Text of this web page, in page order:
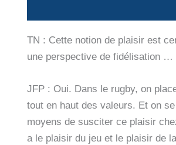
TN : Cette notion de plaisir est
une perspective de fidélisation …
JFP : Oui. Dans le rugby, on
tout en haut des valeurs. Et on
moyens de susciter ce plaisir
a le plaisir du jeu et le plaisir de